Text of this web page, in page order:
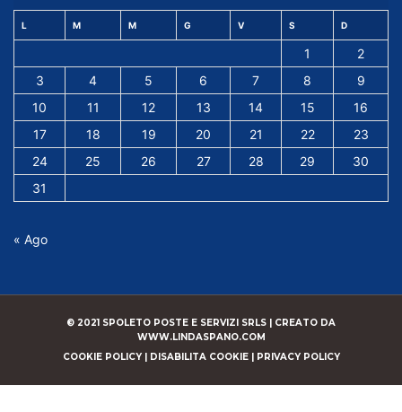
L M M G V S D
1
2
3
4 5 6 7 8
9
10
11 12 13 14 15
16
17
18 19 20 21 22
23
24
25 26 27 28 29
30
31
« Ago
© 2021 SPOLETO POSTE E SERVIZI SRLS | CREATO DA
WWW.LINDASPANO.COM
COOKIE POLICY| DISABILITA COOKIE| PRIVACY POLICY